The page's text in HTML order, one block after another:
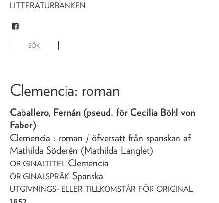
LITTERATURBANKEN
Clemencia: roman
Caballero, Fernán (pseud. för Cecilia Böhl von
Faber)
Clemencia : roman / öfversatt från spanskan af
Mathilda Söderén (Mathilda Langlet)
ORIGINALTITEL Clemencia
ORIGINALSPRÅK Spanska
UTGIVNINGS- ELLER TILLKOMSTÅR FÖR ORIGINAL